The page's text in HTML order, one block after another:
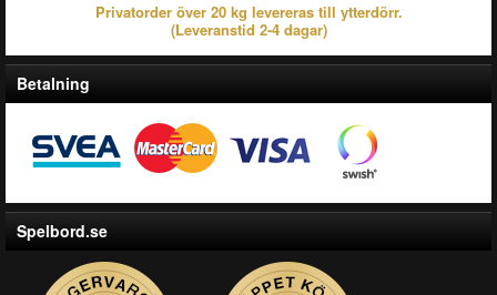
Privatorder över 20 kg levereras till ytterdörr.
(Leveranstid 2-4 dagar)
Betalning
Spelbord.se